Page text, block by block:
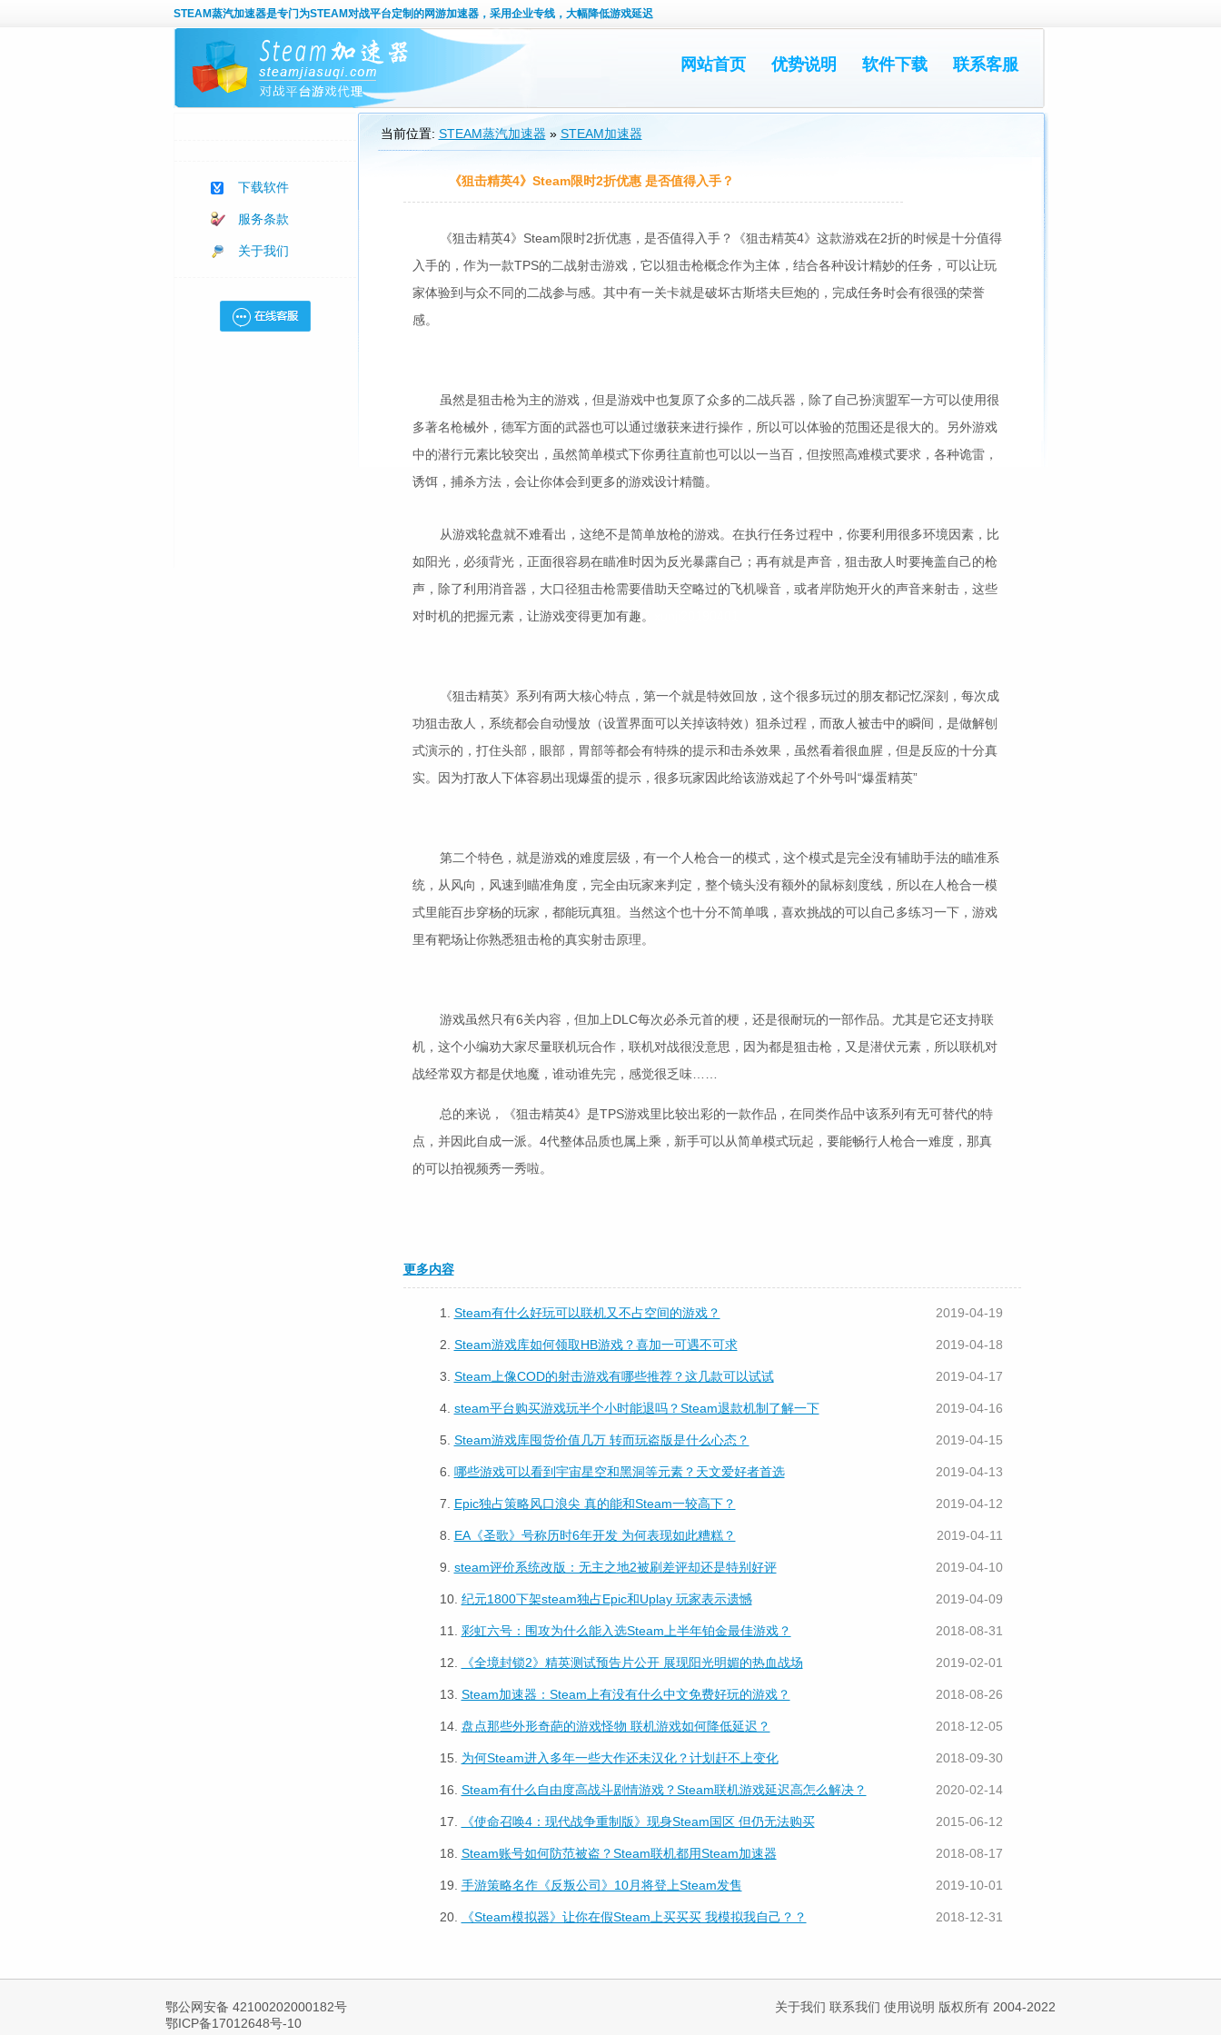
STEAM蒸汽加速器是专门为STEAM对战平台定制的网游加速器，采用企业专线，大幅降低游戏延迟
网站首页 优势说明 软件下载 联系客服
下载软件
服务条款
关于我们
当前位置: STEAM蒸汽加速器 » STEAM加速器
《狙击精英4》Steam限时2折优惠 是否值得入手？
《狙击精英4》Steam限时2折优惠，是否值得入手？《狙击精英4》这款游戏在2折的时候是十分值得
入手的，作为一款TPS的二战射击游戏，它以狙击枪概念作为主体，结合各种设计精妙的任务，可以让玩
家体验到与众不同的二战参与感。其中有一关卡就是破坏古斯塔夫巨炮的，完成任务时会有很强的荣誉
感。
虽然是狙击枪为主的游戏，但是游戏中也复原了众多的二战兵器，除了自己扮演盟军一方可以使用很
多著名枪械外，德军方面的武器也可以通过缴获来进行操作，所以可以体验的范围还是很大的。另外游戏
中的潜行元素比较突出，虽然简单模式下你勇往直前也可以以一当百，但按照高难模式要求，各种诡雷，
诱饵，捕杀方法，会让你体会到更多的游戏设计精髓。
从游戏轮盘就不难看出，这绝不是简单放枪的游戏。在执行任务过程中，你要利用很多环境因素，比
如阳光，必须背光，正面很容易在瞄准时因为反光暴露自己；再有就是声音，狙击敌人时要掩盖自己的枪
声，除了利用消音器，大口径狙击枪需要借助天空略过的飞机噪音，或者岸防炮开火的声音来射击，这些
对时机的把握元素，让游戏变得更加有趣。
《狙击精英》系列有两大核心特点，第一个就是特效回放，这个很多玩过的朋友都记忆深刻，每次成
功狙击敌人，系统都会自动慢放（设置界面可以关掉该特效）狙杀过程，而敌人被击中的瞬间，是做解刨
式演示的，打住头部，眼部，胃部等都会有特殊的提示和击杀效果，虽然看着很血腥，但是反应的十分真
实。因为打敌人下体容易出现爆蛋的提示，很多玩家因此给该游戏起了个外号叫“爆蛋精英”
第二个特色，就是游戏的难度层级，有一个人枪合一的模式，这个模式是完全没有辅助手法的瞄准系
统，从风向，风速到瞄准角度，完全由玩家来判定，整个镜头没有额外的鼠标刻度线，所以在人枪合一模
式里能百步穿杨的玩家，都能玩真狙。当然这个也十分不简单哦，喜欢挑战的可以自己多练习一下，游戏
里有靶场让你熟悉狙击枪的真实射击原理。
游戏虽然只有6关内容，但加上DLC每次必杀元首的梗，还是很耐玩的一部作品。尤其是它还支持联
机，这个小编劝大家尽量联机玩合作，联机对战很没意思，因为都是狙击枪，又是潜伏元素，所以联机对
战经常双方都是伏地魔，谁动谁先完，感觉很乏味……
总的来说，《狙击精英4》是TPS游戏里比较出彩的一款作品，在同类作品中该系列有无可替代的特
点，并因此自成一派。4代整体品质也属上乘，新手可以从简单模式玩起，要能畅行人枪合一难度，那真
的可以拍视频秀一秀啦。
更多内容
1. Steam有什么好玩可以联机又不占空间的游戏？ 2019-04-19
2. Steam游戏库如何领取HB游戏？喜加一可遇不可求 2019-04-18
3. Steam上像COD的射击游戏有哪些推荐？这几款可以试试 2019-04-17
4. steam平台购买游戏玩半个小时能退吗？Steam退款机制了解一下 2019-04-16
5. Steam游戏库囤货价值几万 转而玩盗版是什么心态？ 2019-04-15
6. 哪些游戏可以看到宇宙星空和黑洞等元素？天文爱好者首选 2019-04-13
7. Epic独占策略风口浪尖 真的能和Steam一较高下？ 2019-04-12
8. EA《圣歌》号称历时6年开发 为何表现如此糟糕？ 2019-04-11
9. steam评价系统改版：无主之地2被刷差评却还是特别好评 2019-04-10
10. 纪元1800下架steam独占Epic和Uplay 玩家表示遗憾 2019-04-09
11. 彩虹六号：围攻为什么能入选Steam上半年铂金最佳游戏？ 2018-08-31
12. 《全境封锁2》精英测试预告片公开 展现阳光明媚的热血战场 2019-02-01
13. Steam加速器：Steam上有没有什么中文免费好玩的游戏？ 2018-08-26
14. 盘点那些外形奇葩的游戏怪物 联机游戏如何降低延迟？ 2018-12-05
15. 为何Steam进入多年一些大作还未汉化？计划赶不上变化 2018-09-30
16. Steam有什么自由度高战斗剧情游戏？Steam联机游戏延迟高怎么解决？ 2020-02-14
17. 《使命召唤4：现代战争重制版》现身Steam国区 但仍无法购买 2015-06-12
18. Steam账号如何防范被盗？Steam联机都用Steam加速器 2018-08-17
19. 手游策略名作《反叛公司》10月将登上Steam发售 2019-10-01
20. 《Steam模拟器》让你在假Steam上买买买 我模拟我自己？？ 2018-12-31
鄂公网安备 42100202000182号
鄂ICP备17012648号-10
关于我们 联系我们 使用说明 版权所有 2004-2022